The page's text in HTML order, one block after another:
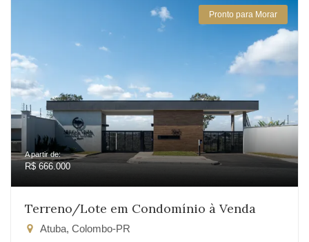
Pronto para Morar
A partir de:
R$ 666.000
Terreno/Lote em Condomínio à Venda
Atuba, Colombo-PR